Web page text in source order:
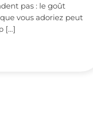
pas : le goût
vous adoriez peut
[…]